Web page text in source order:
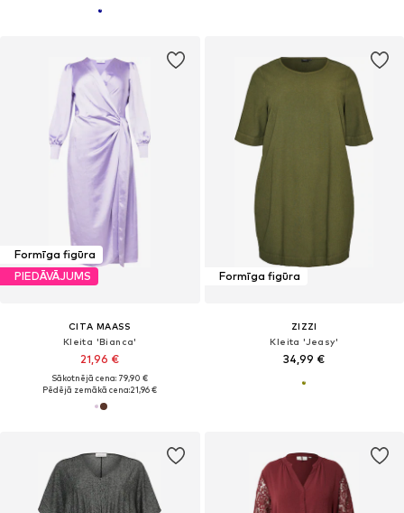
Formīga figūra
PIEDĀVĀJUMS
CITA MAASS
Kleita 'Bianca'
21,96 €
Sākotnējā cena: 79,90 €
Pēdējā zemākā cena:21,96 €
Formīga figūra
ZIZZI
Kleita 'Jeasy'
34,99 €